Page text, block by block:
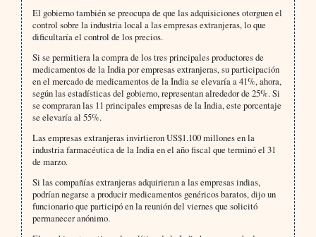
El gobierno también se preocupa de que las adquisiciones otorguen el
control sobre la industria local a las empresas extranjeras, lo que
dificultaría el control de los precios.
Si se permitiera la compra de los tres principales productores de
medicamentos de la India por empresas extranjeras, su participación
en el mercado de medicamentos de la India se elevaría a 41%, ahora,
según las estadísticas del gobierno, representan alrededor de 25%. Si
se compraran las 11 principales empresas de la India, este porcentaje
se elevaría al 55%.
Las empresas extranjeras invirtieron US$1.100 millones en la
industria farmacéutica de la India en el año fiscal que terminó el 31
de marzo.
Si las compañías extranjeras adquirieran a las empresas indias,
podrían negarse a producir medicamentos genéricos baratos, dijo un
funcionario que participó en la reunión del viernes que solicitó
permanecer anónimo.